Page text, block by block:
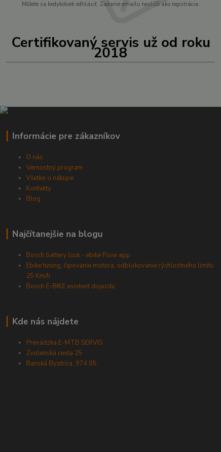
Môžete sa kedykoľvek odhlásiť. Zadanie emailu neslúži ako registrácia.
Certifikovaný servis už od roku
2018
Informácie pre zákazníkov
O nás
Vernostný program
Všetko o nákupe
Kontakty
Blog
Najčítanejšie na blogu
Bosch battery lock - ebike Flow app
Ebike tuning, čipovanie motora, odblokovanie rýchlostného limitu
25 Km/h
Bosch E-BIKE asistent dojazdu
Kde nás nájdete
Prevádzka E-MTB SERVIS
Zvolenská cesta 25
Banská Bystrica, 974 05